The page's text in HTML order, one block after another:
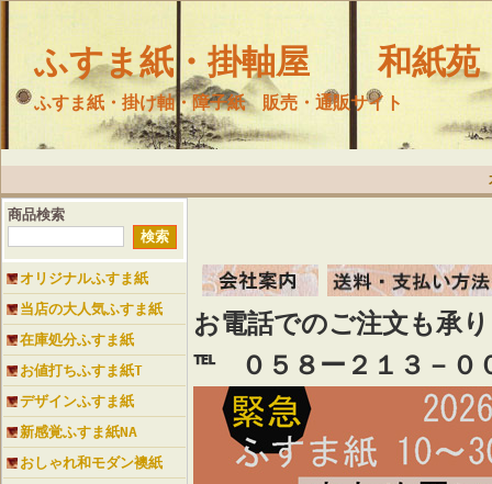
ふすま紙・掛軸屋 和紙苑
ふすま紙・掛け軸・障子紙 販売・通販サイト
商品検索
オリジナルふすま紙
当店の大人気ふすま紙
在庫処分ふすま紙
お値打ちふすま紙T
デザインふすま紙
新感覚ふすま紙NA
おしゃれ和モダン襖紙
お電話でのご注文も承
℡ ０５８ー２１３－０